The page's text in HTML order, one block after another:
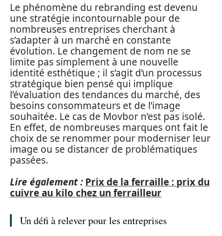
Le phénomène du rebranding est devenu
une stratégie incontournable pour de
nombreuses entreprises cherchant à
s’adapter à un marché en constante
évolution. Le changement de nom ne se
limite pas simplement à une nouvelle
identité esthétique ; il s’agit d’un processus
stratégique bien pensé qui implique
l’évaluation des tendances du marché, des
besoins consommateurs et de l’image
souhaitée. Le cas de Movbor n’est pas isolé.
En effet, de nombreuses marques ont fait le
choix de se renommer pour moderniser leur
image ou se distancer de problématiques
passées.
Lire également : Prix de la ferraille : prix du
cuivre au kilo chez un ferrailleur
Un défi à relever pour les entreprises